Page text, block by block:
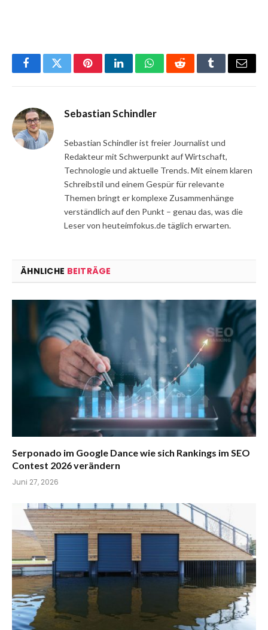
FacebookTwitterPinterestLinkedInWhatsAppRedditTumblrEmail
Sebastian Schindler
Sebastian Schindler ist freier Journalist und
Redakteur mit Schwerpunkt auf Wirtschaft,
Technologie und aktuelle Trends. Mit einem klaren
Schreibstil und einem Gespür für relevante
Themen bringt er komplexe Zusammenhänge
verständlich auf den Punkt – genau das, was die
Leser von heuteimfokus.de täglich erwarten.
ÄHNLICHE BEITRÄGE
Serponado im Google Dance wie sich Rankings im SEO
Contest 2026 verändern
Juni 27, 2026